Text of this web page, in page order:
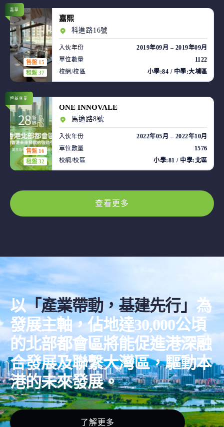
售盤 15
租盤 37
嘉華
嘉熙
科進路16號
入伙年份
2019年09月 – 2019年09月
單位數量
1122
校網/校區
小學:84 / 中學:大埔區
售盤 16
租盤 32
恒基兆業
ONE INNOVALE
馬適路8號
入伙年份
2022年05月 – 2022年10月
單位數量
1576
校網/校區
小學:81 / 中學:北區
查看更多
以「產業帶動，基建先行」 為
發展主軸，佔地達30,000公頃
的北部都會區將能促進港深融
合發展及聯繫大灣區，驅動本
港的未來發展。
了解更多